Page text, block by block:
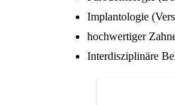
Implantologie
hochwertiger
Interdisziplinäre